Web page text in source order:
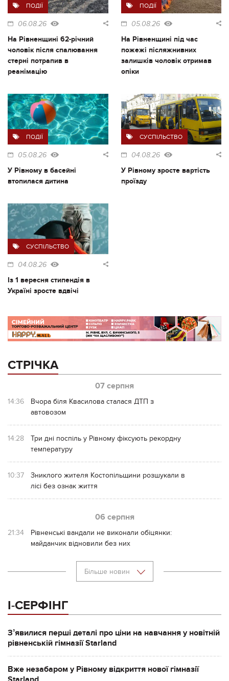
ПОДІЇ
06.08.26
На Рівненщині 62-річний
чоловік після спалювання
стерні потрапив в
реанімацію
ПОДІЇ
05.08.26
На Рівненщині під час
пожежі післяжнивних
залишків чоловік отримав
опіки
ПОДІЇ
05.08.26
У Рівному в басейні
втопилася дитина
СУСПІЛЬСТВО
04.08.26
У Рівному зросте вартість
проїзду
СУСПІЛЬСТВО
04.08.26
Із 1 вересня стипендія в
Україні зросте вдвічі
СТРІЧКА
07 серпня
14:36
Вчора біля Квасилова сталася ДТП з
автовозом
14:28
Три дні поспіль у Рівному фіксують рекордну
температуру
10:37
Зниклого жителя Костопільщини розшукали в
лісі без ознак життя
06 серпня
21:34
Рівненські вандали не виконали обіцянки:
майданчик відновили без них
Більше новин
І-СЕРФІНГ
Зʼявилися перші деталі про ціни на навчання у новітній
рівненській гімназії Starland
Вже незабаром у Рівному відкриття нової гімназії